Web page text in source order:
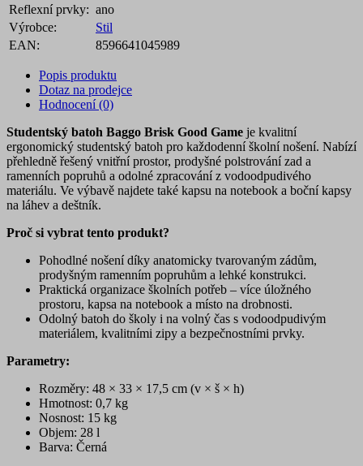
Reflexní prvky: ano
Výrobce:
Stil
EAN:
8596641045989
Popis produktu
Dotaz na prodejce
Hodnocení (0)
Studentský batoh Baggo Brisk Good Game je kvalitní
ergonomický studentský batoh pro každodenní školní nošení. Nabízí
přehledně řešený vnitřní prostor, prodyšné polstrování zad a
ramenních popruhů a odolné zpracování z vodoodpudivého
materiálu. Ve výbavě najdete také kapsu na notebook a boční kapsy
na láhev a deštník.
Proč si vybrat tento produkt?
Pohodlné nošení díky anatomicky tvarovaným zádům,
prodyšným ramenním popruhům a lehké konstrukci.
Praktická organizace školních potřeb – více úložného
prostoru, kapsa na notebook a místo na drobnosti.
Odolný batoh do školy i na volný čas s vodoodpudivým
materiálem, kvalitními zipy a bezpečnostními prvky.
Parametry:
Rozměry: 48 × 33 × 17,5 cm (v × š × h)
Hmotnost: 0,7 kg
Nosnost: 15 kg
Objem: 28 l
Barva: Černá